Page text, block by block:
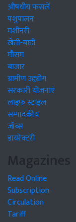
औषधीय फसलें
पशुपालन
मशीनरी
खेती-बाड़ी
मौसम
बाजार
ग्रामीण उद्द्योग
सरकारी योजनाएं
लाइफ स्टाइल
सम्पादकीय
जॉब्स
डायरेक्टरी
Magazines
Read Online
Subscription
Circulation
Tariff